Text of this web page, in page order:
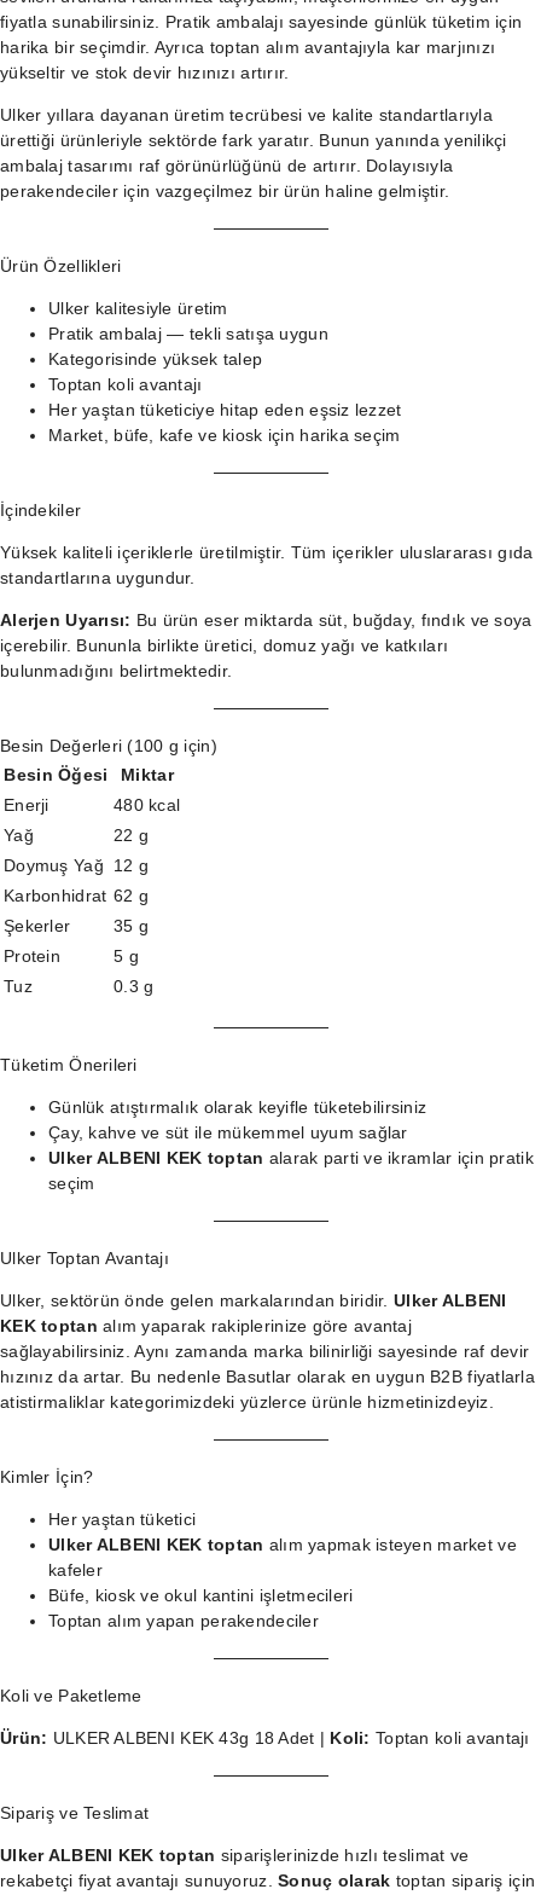
fiyatla sunabilirsiniz. Pratik ambalajı sayesinde günlük tüketim için
harika bir seçimdir. Ayrıca toptan alım avantajıyla kar marjınızı
yükseltir ve stok devir hızınızı artırır.
Ulker yıllara dayanan üretim tecrübesi ve kalite standartlarıyla
ürettiği ürünleriyle sektörde fark yaratır. Bunun yanında yenilikçi
ambalaj tasarımı raf görünürlüğünü de artırır. Dolayısıyla
perakendeciler için vazgeçilmez bir ürün haline gelmiştir.
Ürün Özellikleri
Ulker kalitesiyle üretim
Pratik ambalaj — tekli satışa uygun
Kategorisinde yüksek talep
Toptan koli avantajı
Her yaştan tüketiciye hitap eden eşsiz lezzet
Market, büfe, kafe ve kiosk için harika seçim
İçindekiler
Yüksek kaliteli içeriklerle üretilmiştir. Tüm içerikler uluslararası gıda
standartlarına uygundur.
Alerjen Uyarısı: Bu ürün eser miktarda süt, buğday, fındık ve soya
içerebilir. Bununla birlikte üretici, domuz yağı ve katkıları
bulunmadığını belirtmektedir.
Besin Değerleri (100 g için)
Besin Öğesi
Miktar
Enerji
480 kcal
Yağ
22 g
Doymuş Yağ
12 g
Karbonhidrat 62 g
Şekerler
35 g
Protein
5 g
Tuz
0.3 g
Tüketim Önerileri
Günlük atıştırmalık olarak keyifle tüketebilirsiniz
Çay, kahve ve süt ile mükemmel uyum sağlar
Ulker ALBENI KEK toptan alarak parti ve ikramlar için pratik
seçim
Ulker Toptan Avantajı
Ulker, sektörün önde gelen markalarından biridir. Ulker ALBENI
KEK toptan alım yaparak rakiplerinize göre avantaj
sağlayabilirsiniz. Aynı zamanda marka bilinirliği sayesinde raf devir
hızınız da artar. Bu nedenle Basutlar olarak en uygun B2B fiyatlarla
atistirmaliklar kategorimizdeki yüzlerce ürünle hizmetinizdeyiz.
Kimler İçin?
Her yaştan tüketici
Ulker ALBENI KEK toptan alım yapmak isteyen market ve
kafeler
Büfe, kiosk ve okul kantini işletmecileri
Toptan alım yapan perakendeciler
Koli ve Paketleme
Ürün: ULKER ALBENI KEK 43g 18 Adet | Koli: Toptan koli avantajı
Sipariş ve Teslimat
Ulker ALBENI KEK toptan siparişlerinizde hızlı teslimat ve
rekabetçi fiyat avantajı sunuyoruz.Sonuç olarak toptan sipariş için